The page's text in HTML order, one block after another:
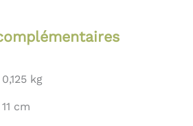
0,125 kg
11 cm